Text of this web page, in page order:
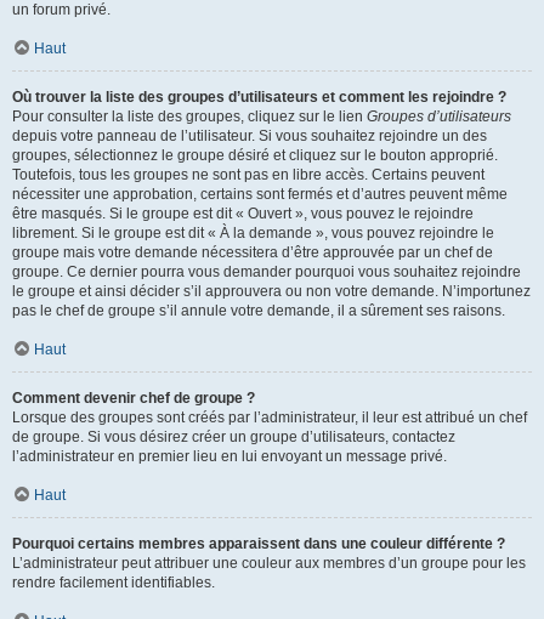
un forum privé.
Haut
Où trouver la liste des groupes d’utilisateurs et comment les rejoindre ?
Pour consulter la liste des groupes, cliquez sur le lien Groupes d’utilisateurs
depuis votre panneau de l’utilisateur. Si vous souhaitez rejoindre un des
groupes, sélectionnez le groupe désiré et cliquez sur le bouton approprié.
Toutefois, tous les groupes ne sont pas en libre accès. Certains peuvent
nécessiter une approbation, certains sont fermés et d’autres peuvent même
être masqués. Si le groupe est dit « Ouvert », vous pouvez le rejoindre
librement. Si le groupe est dit « À la demande », vous pouvez rejoindre le
groupe mais votre demande nécessitera d’être approuvée par un chef de
groupe. Ce dernier pourra vous demander pourquoi vous souhaitez rejoindre
le groupe et ainsi décider s’il approuvera ou non votre demande. N’importunez
pas le chef de groupe s’il annule votre demande, il a sûrement ses raisons.
Haut
Comment devenir chef de groupe ?
Lorsque des groupes sont créés par l’administrateur, il leur est attribué un chef
de groupe. Si vous désirez créer un groupe d’utilisateurs, contactez
l’administrateur en premier lieu en lui envoyant un message privé.
Haut
Pourquoi certains membres apparaissent dans une couleur différente ?
L’administrateur peut attribuer une couleur aux membres d’un groupe pour les
rendre facilement identifiables.